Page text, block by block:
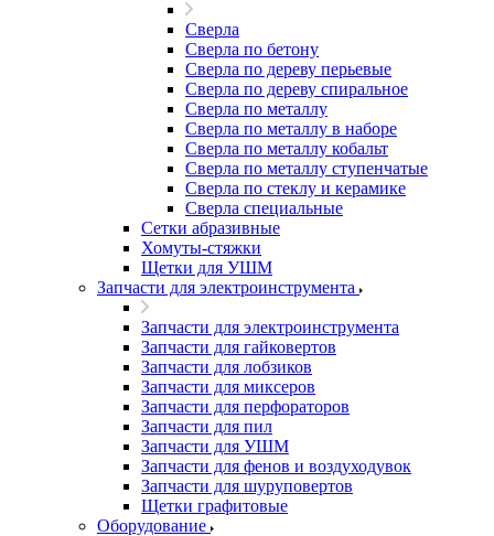
Сверла
Сверла по бетону
Сверла по дереву перьевые
Сверла по дереву спиральное
Сверла по металлу
Сверла по металлу в наборе
Сверла по металлу кобальт
Сверла по металлу ступенчатые
Сверла по стеклу и керамике
Сверла специальные
Сетки абразивные
Хомуты-стяжки
Щетки для УШМ
Запчасти для электроинструмента
Запчасти для электроинструмента
Запчасти для гайковертов
Запчасти для лобзиков
Запчасти для миксеров
Запчасти для перфораторов
Запчасти для пил
Запчасти для УШМ
Запчасти для фенов и воздуходувок
Запчасти для шуруповертов
Щетки графитовые
Оборудование